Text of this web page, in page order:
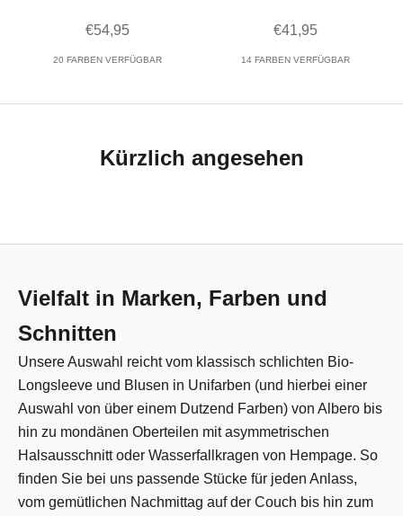
Angebot
€54,95
20 FARBEN VERFÜGBAR
Angebot
€41,95
14 FARBEN VERFÜGBAR
Kürzlich angesehen
Vielfalt in Marken, Farben und
Schnitten
Unsere Auswahl reicht vom klassisch schlichten Bio-
Longsleeve und Blusen in Unifarben (und hierbei einer
Auswahl von über einem Dutzend Farben) von Albero bis
hin zu mondänen Oberteilen mit asymmetrischen
Halsausschnitt oder Wasserfallkragen von Hempage. So
finden Sie bei uns passende Stücke für jeden Anlass,
vom gemütlichen Nachmittag auf der Couch bis hin zum